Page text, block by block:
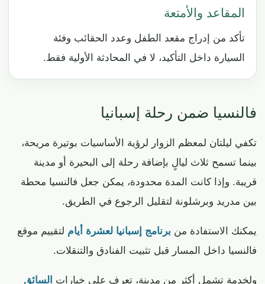
المقاعد والأمتعة
تأكد من إدراج مقعد الطفل وعدد الحقائب وفئة
السيارة داخل التأكيد، لا في المحادثة الأولية فقط.
فالنسيا ضمن رحلة إسبانيا
تكفي ليلتان لمعظم الزوار لرؤية الأساسيات بوتيرة مريحة،
بينما تسمح ثلاث ليالٍ بإضافة رحلة إلى البحيرة أو مدينة
قريبة. وإذا كانت المدة محدودة، يمكن جعل فالنسيا محطة
بين مدريد وبرشلونة لتقليل الرجوع في الطريق.
يمكنك الاستفادة من برنامج إسبانيا لعشرة أيام لتقييم موقع
فالنسيا داخل المسار قبل تثبيت الفنادق والتنقلات.
ولخدمة تشمل أكثر من مدينة، تعرف على خيارات السائق